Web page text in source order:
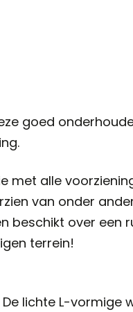
goed
alle
van onder
beschikt over een
terrein!
lichte L-